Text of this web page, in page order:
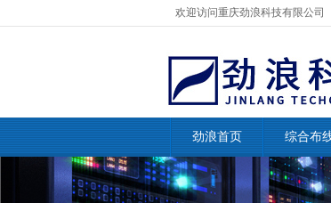
欢迎访问重庆劲浪科技有限公司
劲浪首页 综合布